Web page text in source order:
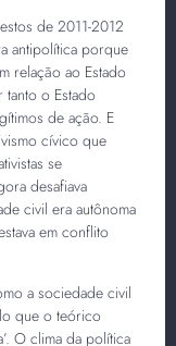
de 2011-2012
antipolítica porque
relação ao Estado
tanto o Estado
de ação. E
cívico que
se
desafiava
civil era autônoma
em conflito
a sociedade civil
que o teórico
O clima da política